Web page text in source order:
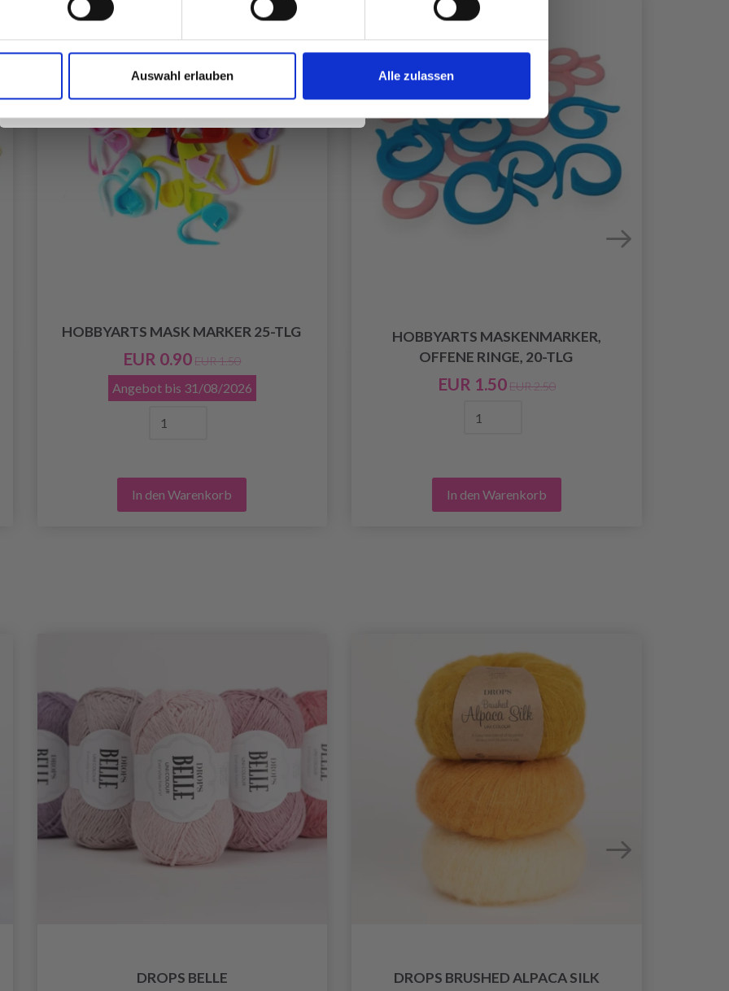
Auswahl erlauben Alle zulassen
40%Rabatt
HOBBYARTS MASK MARKER 25-TLG
EUR 0.90 EUR 1.50
Angebot bis 31/08/2026
In den Warenkorb
HOBBYARTS MASKENMARKER,
OFFENE RINGE, 20-TLG
EUR 1.50EUR 2.50
In den Warenkorb
DROPS BELLE DROPS BRUSHED ALPACA SILK
Nein, danke